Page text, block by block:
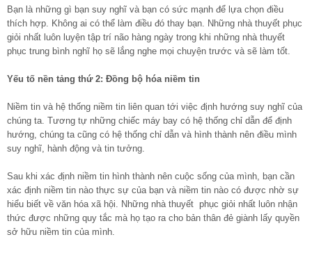
Bạn là những gì bạn suy nghĩ và bạn có sức mạnh để lựa chọn điều
thích hợp. Không ai có thể làm điều đó thay bạn. Những nhà thuyết phục
giỏi nhất luôn luyện tập trí não hàng ngày trong khi những nhà thuyết
phục trung bình nghĩ họ sẽ lắng nghe mọi chuyện trước và sẽ làm tốt.
Yếu tố nền tảng thứ 2: Đồng bộ hóa niềm tin
Niềm tin và hệ thống niềm tin liên quan tới việc định hướng suy nghĩ của
chúng ta. Tương tự những chiếc máy bay có hệ thống chỉ dẫn để định
hướng, chúng ta cũng có hệ thống chỉ dẫn và hình thành nên điều mình
suy nghĩ, hành động và tin tưởng.
Sau khi xác định niềm tin hình thành nên cuộc sống của mình, bạn cần
xác định niềm tin nào thực sự của bạn và niềm tin nào có được nhờ sự
hiểu biết về văn hóa xã hội. Những nhà thuyết phục giỏi nhất luôn nhận
thức được những quy tắc mà họ tạo ra cho bản thân đẻ giành lấy quyền
sở hữu niềm tin của mình.